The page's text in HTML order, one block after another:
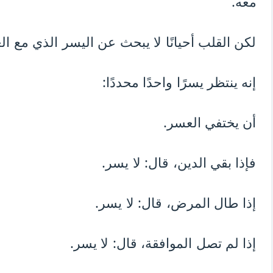
لكن القلب أحيانًا لا يبحث عن اليسر الذي مع
إنه ينتظر يسرًا واحدًا محددًا:
أن يختفي العسر.
فإذا بقي الدين، قال: لا يسر.
إذا طال المرض، قال: لا يسر.
إذا لم تصل الموافقة، قال: لا يسر.